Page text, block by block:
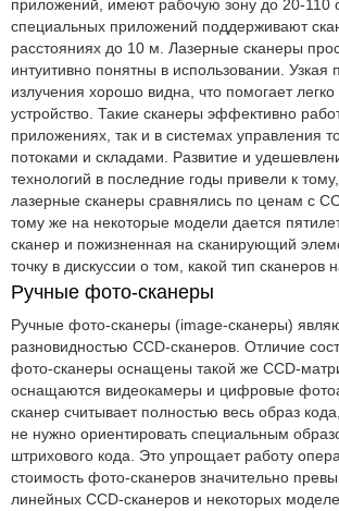
приложений, имеют рабочую зону до 20-110
специальных приложений поддерживают
расстояниях до 10 м. Лазерные сканеры
интуитивно понятны в использовании. Узкая
излучения хорошо видна, что помогает
устройство. Такие сканеры эффективно
приложениях, так и в системах управления
потоками и складами. Развитие и
технологий в последние годы привели к
лазерные сканеры сравнялись по ценам с
тому же на некоторые модели дается
сканер и пожизненная на сканирующий
точку в дискуссии о том, какой тип сканеров
Ручные фото-сканеры
Ручные фото-сканеры (image-сканеры)
разновидностью CCD-сканеров. Отличие
фото-сканеры оснащены такой же CCD-
оснащаются видеокамеры и цифровые
сканер считывает полностью весь образ
не нужно ориентировать специальным
штрихового кода. Это упрощает работу
стоимость фото-сканеров значительно
линейных CCD-сканеров и некоторых